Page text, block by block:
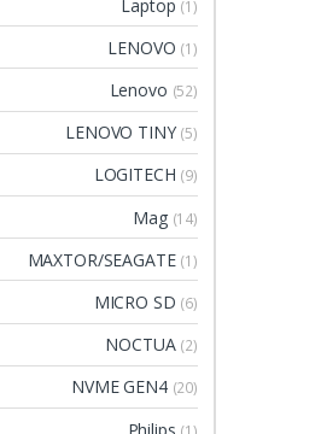
Laptop (1)
LENOVO (1)
Lenovo (52)
LENOVO TINY (5)
LOGITECH (9)
Mag (14)
MAXTOR/SEAGATE (1)
MICRO SD (6)
NOCTUA (2)
NVME GEN4 (20)
Philips